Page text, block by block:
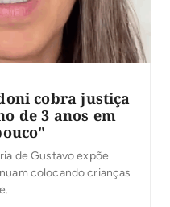
cobra justiça
de 3 anos em
de Gustavo expõe
colocando crianças